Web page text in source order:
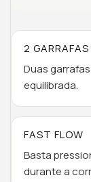
2
Duas
equilibrada.
FAST FLOW
Basta
durante a